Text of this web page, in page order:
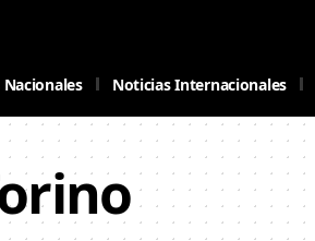
Noticias Internacionales